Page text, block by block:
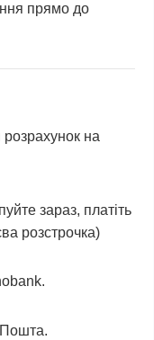
прямо до
на
зараз, платіть
розстрочка)
.